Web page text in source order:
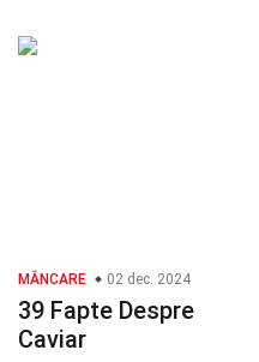
MÂNCARE 02 dec. 2024
39 Fapte Despre
Caviar